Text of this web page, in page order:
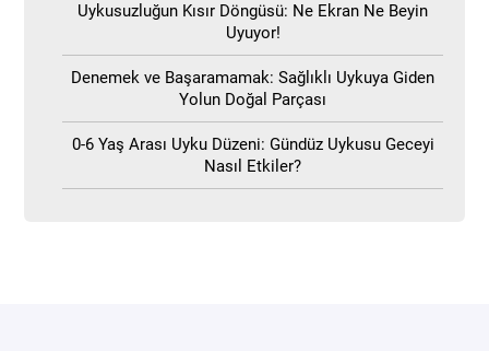
Uykusuzluğun Kısır Döngüsü: Ne Ekran Ne Beyin
Uyuyor!
Denemek ve Başaramamak: Sağlıklı Uykuya Giden
Yolun Doğal Parçası
0-6 Yaş Arası Uyku Düzeni: Gündüz Uykusu Geceyi
Nasıl Etkiler?